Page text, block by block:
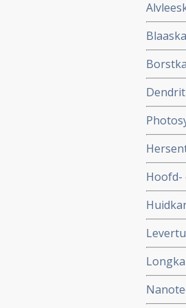
door
leven
Hoofd-
van
waarbij